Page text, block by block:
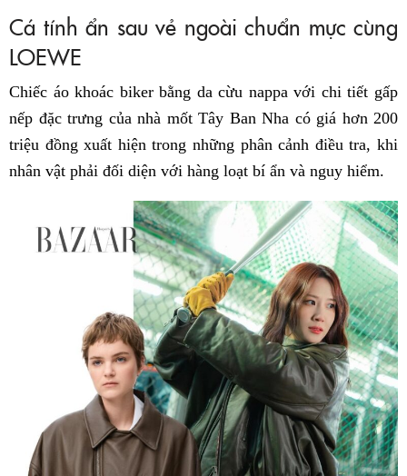
Cá tính ẩn sau vẻ ngoài chuẩn mực cùng
LOEWE
Chiếc áo khoác biker bằng da cừu nappa với chi tiết gấp
nếp đặc trưng của nhà mốt Tây Ban Nha có giá hơn 200
triệu đồng xuất hiện trong những phân cảnh điều tra, khi
nhân vật phải đối diện với hàng loạt bí ẩn và nguy hiểm.